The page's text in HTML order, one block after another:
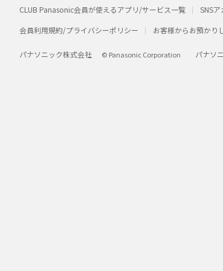
CLUB Panasonic会員が使えるアプリ/サービス一覧 SNS
会員利用規約/プライバシーポリシー
お客様からお預かり
パナソニック株式会社 © Panasonic Corporation パナソ